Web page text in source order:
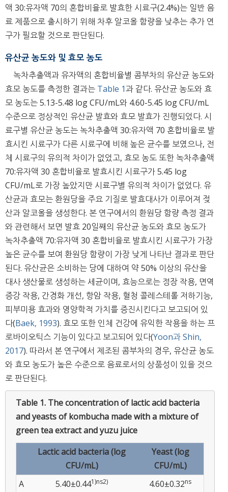
액 30:유자액 70의 혼합비율로 발효한 시료구(2.4%)는 일반 음
료 제품으로 출시하기 위해 차후 알코올 함량을 낮추는 추가 연
구가 필요할 것으로 판단된다.
유산균 농도와 및 효모 농도
녹차추출액과 유자액의 혼합비율별 콤부차의 유산균 농도와
효모 농도를 측정한 결과는 Table 1과 같다. 유산균 농도와 효
모 농도는 5.13-5.48 log CFU/mL와 4.60-5.45 log CFU/mL
수준으로 정상적인 유산균 발효와 효모 발효가 진행되었다. 시
료구별 유산균 농도는 녹차추출액 30:유자액 70 혼합비율로 발
효시킨 시료구가 다른 시료구에 비해 높은 균수를 보였으나, 전
체 시료구의 유의적 차이가 없었고, 효모 농도 또한 녹차추출액
70:유자액 30 혼합비율로 발효시킨 시료구가 5.45 log
CFU/mL로 가장 높았지만 시료구별 유의적 차이가 없었다. 유
산균과 효모는 환원당을 주요 기질로 발효대사가 이루어져 젖
산과 알코올을 생성한다. 본 연구에서의 환원당 함량 측정 결과
와 관련해서 보면 발효 20일째의 유산균 농도와 효모 농도가
녹차추출액 70:유자액 30 혼합비율로 발효시킨 시료구가 가장
높은 균수를 보여 환원당 함량이 가장 낮게 나타난 결과로 판단
된다. 유산균은 소비하는 당에 대하여 약 50% 이상의 유산을
대사 생산물로 생성하는 세균이며, 효능으로는 정장 작용, 면역
증강 작용, 간경화 개선, 항암 작용, 혈청 콜레스테롤 저하기능,
피부미용 효과와 영양학적 가치를 증진시킨다고 보고되어 있
다(Baek, 1993). 효모 또한 인체 건강에 유익한 작용을 하는 프
로바이오틱스 기능이 있다고 보고되어 있다(Yoon과 Shin,
2017). 따라서 본 연구에서 제조된 콤부차의 경우, 유산균 농도
와 효모 농도가 높은 수준으로 음료로서의 상품성이 있을 것으
로 판단된다.
Table 1. The concentration of lactic acid bacteria
and yeasts of kombucha made with a mixture of
green tea extract and yuzu juice
Lactic acid bacteria (log
CFU/mL)
Yeast (log
CFU/mL)
A
5.40±0.441)ns2) 4.60±0.32ns